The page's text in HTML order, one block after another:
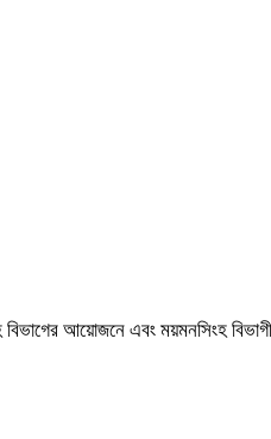
আয়োজনে এবং ময়মনসিংহ